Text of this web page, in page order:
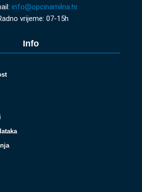
info@opcinamilna.hr
vrijeme: 07-15h
Info